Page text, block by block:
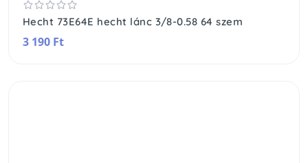
Hecht 73E64E hecht lánc 3/8-0.58 64 szem
3 190 Ft